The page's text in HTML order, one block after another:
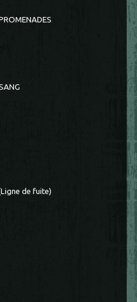
de fuite)